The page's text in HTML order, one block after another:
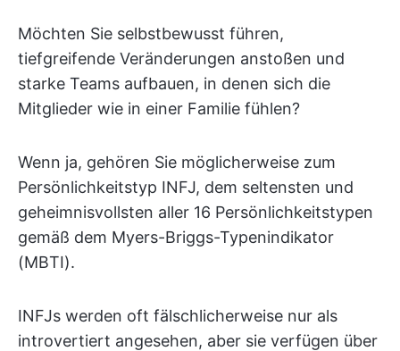
Möchten Sie selbstbewusst führen,
tiefgreifende Veränderungen anstoßen und
starke Teams aufbauen, in denen sich die
Mitglieder wie in einer Familie fühlen?
Wenn ja, gehören Sie möglicherweise zum
Persönlichkeitstyp INFJ, dem seltensten und
geheimnisvollsten aller 16 Persönlichkeitstypen
gemäß dem Myers-Briggs-Typenindikator
(MBTI).
INFJs werden oft fälschlicherweise nur als
introvertiert angesehen, aber sie verfügen über